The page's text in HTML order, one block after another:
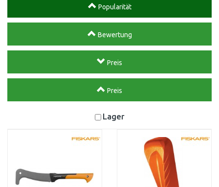
Popularität
Bewertung
Preis
Preis
Lager